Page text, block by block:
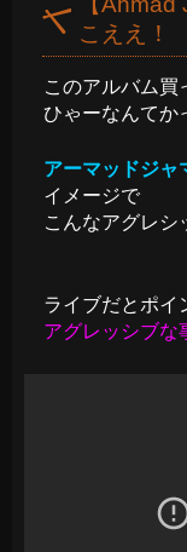
こええ！
このアルバム買
ひゃーなんてか
アーマッドジャ
イメージで
こんなアグレシ
ライブだとポイ
アグレッシブな